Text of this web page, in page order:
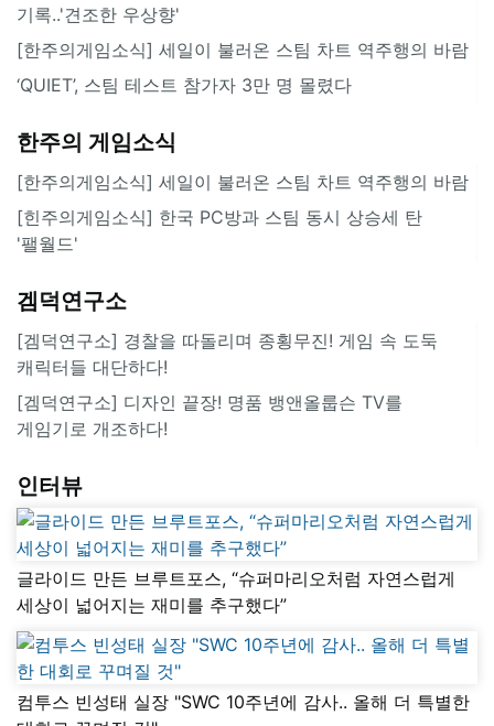
기록..'견조한 우상향'
[한주의게임소식] 세일이 불러온 스팀 차트 역주행의 바람
‘QUIET’, 스팀 테스트 참가자 3만 명 몰렸다
한주의 게임소식
[한주의게임소식] 세일이 불러온 스팀 차트 역주행의 바람
[힌주의게임소식] 한국 PC방과 스팀 동시 상승세 탄
'팰월드'
겜덕연구소
[겜덕연구소] 경찰을 따돌리며 종횡무진! 게임 속 도둑
캐릭터들 대단하다!
[겜덕연구소] 디자인 끝장! 명품 뱅앤올룹슨 TV를
게임기로 개조하다!
인터뷰
글라이드 만든 브루트포스, “슈퍼마리오처럼 자연스럽게
세상이 넓어지는 재미를 추구했다”
컴투스 빈성태 실장 "SWC 10주년에 감사.. 올해 더 특별한